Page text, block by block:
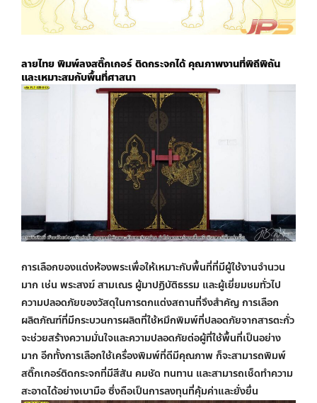
ลายไทย พิมพ์ลงสติ๊กเกอร์ ติดกระจกได้คุณภาพงานที่พิถีพิถัน
และเหมาะสมกับพื้นที่ศาสนา
การเลือกของแต่งห้องพระเพื่อให้เหมาะกับพื้นที่ที่มีผู้ใช้งานจำนวน
มาก เช่น พระสงฆ์ สามเณร ผู้มาปฏิบัติธรรม และผู้เยี่ยมชมทั่วไป
ความปลอดภัยของวัสดุในการตกแต่งสถานที่จึงสำคัญ การเลือก
ผลิตภัณฑ์ที่มีกระบวนการผลิตที่ใช้หมึกพิมพ์ที่ปลอดภัยจากสารตะกั่ว
จะช่วยสร้างความมั่นใจและความปลอดภัยต่อผู้ที่ใช้พื้นที่เป็นอย่าง
มาก อีกทั้งการเลือกใช้เครื่องพิมพ์ที่ดีมีคุณภาพ ก็จะสามารถพิมพ์
สติ๊กเกอร์ติดกระจกที่มีสีสัน คมชัด ทนทาน และสามารถเช็ดทำความ
สะอาดได้อย่างเบามือ ซึ่งถือเป็นการลงทุนที่คุ้มค่าและยั่งยื่น